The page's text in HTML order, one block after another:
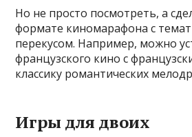
Но не просто посмотреть, а
формате киномарафона с
перекусом. Например, можно
французского кино с
классику романтических
Игры для двоих